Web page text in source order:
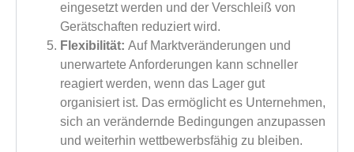
eingesetzt werden und der Verschleiß von
Gerätschaften reduziert wird.
Flexibilität: Auf Marktveränderungen und
unerwartete Anforderungen kann schneller
reagiert werden, wenn das Lager gut
organisiert ist. Das ermöglicht es Unternehmen,
sich an verändernde Bedingungen anzupassen
und weiterhin wettbewerbsfähig zu bleiben.